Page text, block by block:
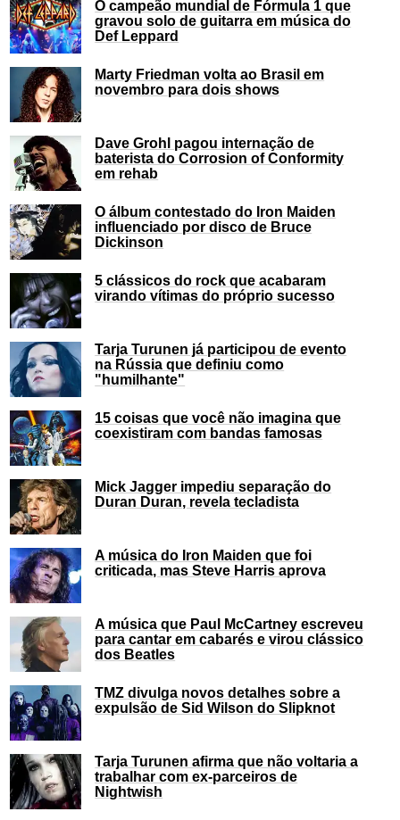
O campeão mundial de Fórmula 1 que
gravou solo de guitarra em música do
Def Leppard
Marty Friedman volta ao Brasil em
novembro para dois shows
Dave Grohl pagou internação de
baterista do Corrosion of Conformity
em rehab
O álbum contestado do Iron Maiden
influenciado por disco de Bruce
Dickinson
5 clássicos do rock que acabaram
virando vítimas do próprio sucesso
Tarja Turunen já participou de evento
na Rússia que definiu como
"humilhante"
15 coisas que você não imagina que
coexistiram com bandas famosas
Mick Jagger impediu separação do
Duran Duran, revela tecladista
A música do Iron Maiden que foi
criticada, mas Steve Harris aprova
A música que Paul McCartney escreveu
para cantar em cabarés e virou clássico
dos Beatles
TMZ divulga novos detalhes sobre a
expulsão de Sid Wilson do Slipknot
Tarja Turunen afirma que não voltaria a
trabalhar com ex-parceiros de
Nightwish